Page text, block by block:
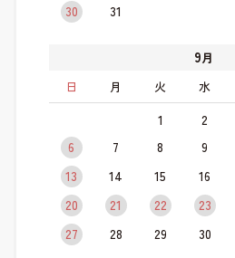
30
31
9月
日
月 火 水
1 2
6
7 8 9
13
14 15 16
20
21 22 23
27
28 29
30